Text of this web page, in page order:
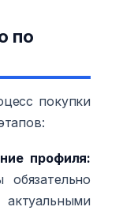
по
покупки
профиля: